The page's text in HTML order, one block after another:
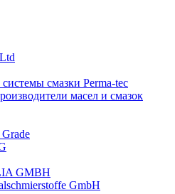
смазки Perma-tec
масел и смазок
GMBH
GmbH